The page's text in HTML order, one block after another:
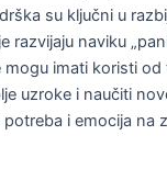
su ključni u
razvijaju naviku
mogu imati koristi od
uzroke i naučiti
i emocija na